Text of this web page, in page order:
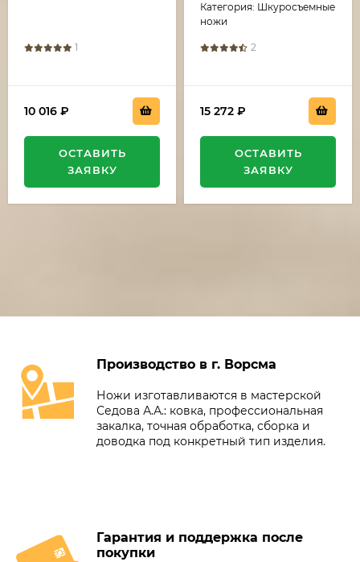
1
10 016 ₽
ОСТАВИТЬ
ЗАЯВКУ
Категория: Шкуросъемные
ножи
2
15 272 ₽
ОСТАВИТЬ
ЗАЯВКУ
Производство в г. Ворсма
Ножи изготавливаются в мастерской
Седова А.А.: ковка, профессиональная
закалка, точная обработка, сборка и
доводка под конкретный тип изделия.
Гарантия и поддержка после
покупки